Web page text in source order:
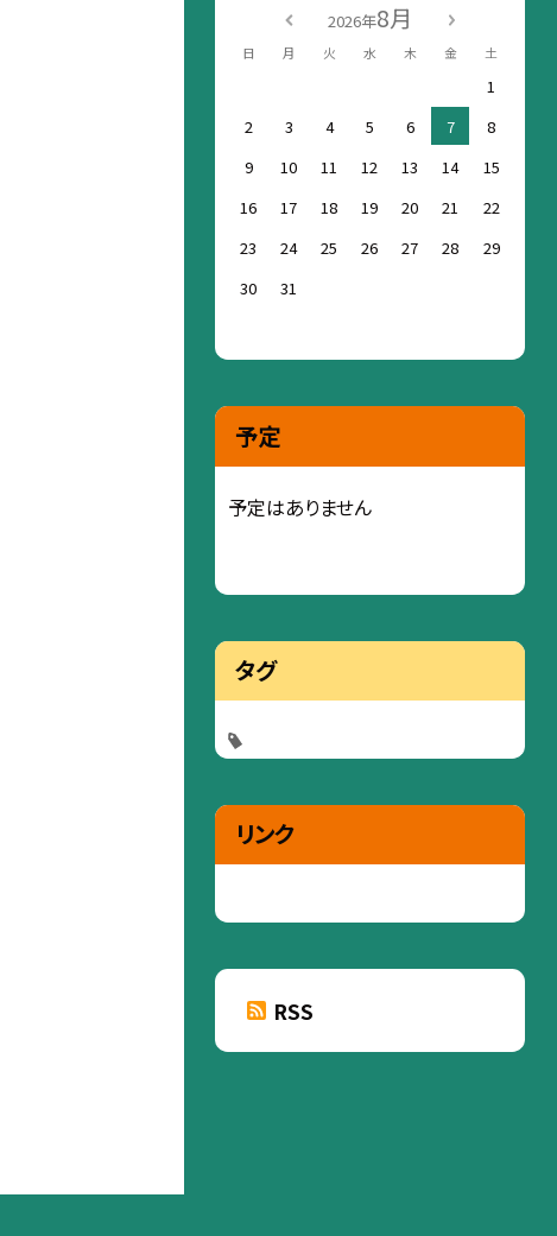
2026年8月
日 月 火 水 木 金 土
1
2
3 4 5 6 7
8
9
10 11 12 13 14
15
16
17 18 19 20 21
22
23
24 25 26 27 28
29
30
31
予定
予定はありません
タグ
リンク
RSS